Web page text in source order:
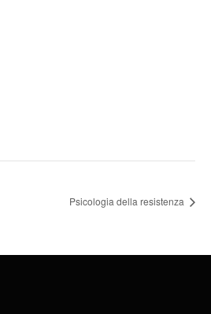
Psicologia della resistenza